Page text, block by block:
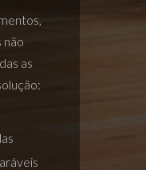
não
as